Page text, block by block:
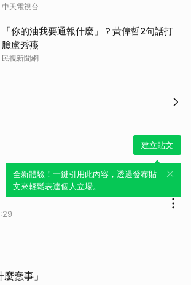
中天電視台
「你的油我要通報什麼」？黃偉哲2句話打
臉盧秀燕
民視新聞網
建立貼文
全新體驗！一鍵引用此內容，透過發布貼
文來輕鬆表達個人立場。
蠢事」